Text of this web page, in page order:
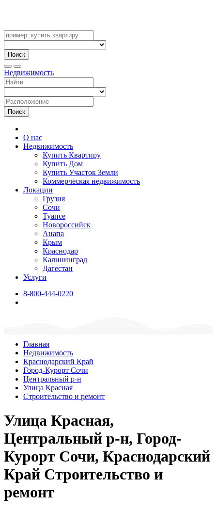
Поиск
Недвижимость
Поиск
О нас
Недвижимость
Купить Квартиру
Купить Дом
Купить Участок Земли
Коммерческая недвижимость
Локации
Грузия
Сочи
Туапсе
Новороссийск
Анапа
Крым
Краснодар
Калининград
Дагестан
Услуги
8-800-444-0220
Главная
Недвижимость
Краснодарский Край
Город-Курорт Сочи
Центральный р-н
Улица Красная
Строительство и ремонт
Улица Красная,
Центральный р-н, Город-
Курорт Сочи, Краснодарский
Край Строительство и
ремонт